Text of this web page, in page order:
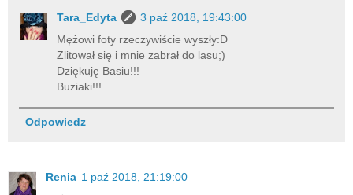
Tara_Edyta
3 paź 2018, 19:43:00
Mężowi foty rzeczywiście wyszły:D
Zlitował się i mnie zabrał do lasu;)
Dziękuję Basiu!!!
Buziaki!!!
Odpowiedz
Renia 1 paź 2018, 21:19:00